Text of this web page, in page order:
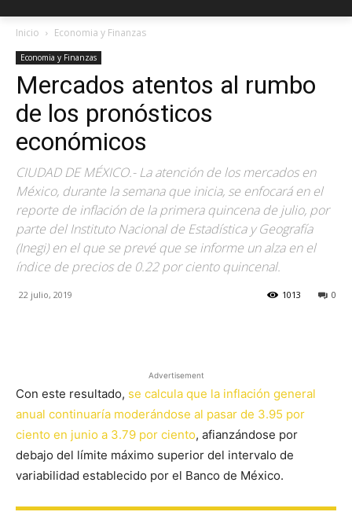
Inicio Economia y Finanzas
Economia y Finanzas
Mercados atentos al rumbo
de los pronósticos
económicos
CIUDAD DE MÉXICO.- La atención de los mercados en
México, durante la semana que inicia, se enfocará en el
reporte de inflación de la primera quincena de julio, por
parte del Instituto Nacional de Estadística y Geografía
(Inegi) en el que se prevé que se informe un alza en el
índice de precios de 0.22 por ciento quincenal.
22 julio, 2019 0
1013
Advertisement
Con este resultado, se calcula que la inflación general
anual continuaría moderándose al pasar de 3.95 por
ciento en junio a 3.79 por ciento, afianzándose por
debajo del límite máximo superior del intervalo de
variabilidad establecido por el Banco de México.